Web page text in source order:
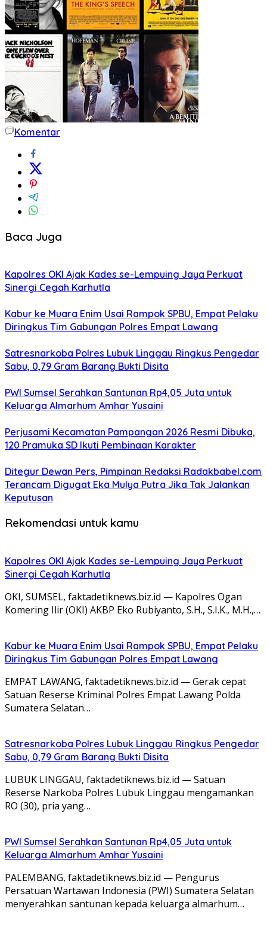
Komentar
Baca Juga
Kapolres OKI Ajak Kades se-Lempuing Jaya Perkuat
Sinergi Cegah Karhutla
Kabur ke Muara Enim Usai Rampok SPBU, Empat Pelaku
Diringkus Tim Gabungan Polres Empat Lawang
Satresnarkoba Polres Lubuk Linggau Ringkus Pengedar
Sabu, 0,79 Gram Barang Bukti Disita
PWI Sumsel Serahkan Santunan Rp4,05 Juta untuk
Keluarga Almarhum Amhar Yusaini
Perjusami Kecamatan Pampangan 2026 Resmi Dibuka,
120 Pramuka SD Ikuti Pembinaan Karakter
Ditegur Dewan Pers, Pimpinan Redaksi Radakbabel.com
Terancam Digugat Eka Mulya Putra Jika Tak Jalankan
Keputusan
Rekomendasi untuk kamu
Kapolres OKI Ajak Kades se-Lempuing Jaya Perkuat
Sinergi Cegah Karhutla
OKI, SUMSEL, faktadetiknews.biz.id — Kapolres Ogan
Komering Ilir (OKI) AKBP Eko Rubiyanto, S.H., S.I.K., M.H.,…
Kabur ke Muara Enim Usai Rampok SPBU, Empat Pelaku
Diringkus Tim Gabungan Polres Empat Lawang
EMPAT LAWANG, faktadetiknews.biz.id — Gerak cepat
Satuan Reserse Kriminal Polres Empat Lawang Polda
Sumatera Selatan…
Satresnarkoba Polres Lubuk Linggau Ringkus Pengedar
Sabu, 0,79 Gram Barang Bukti Disita
LUBUK LINGGAU, faktadetiknews.biz.id — Satuan
Reserse Narkoba Polres Lubuk Linggau mengamankan
RO (30), pria yang…
PWI Sumsel Serahkan Santunan Rp4,05 Juta untuk
Keluarga Almarhum Amhar Yusaini
PALEMBANG, faktadetiknews.biz.id — Pengurus
Persatuan Wartawan Indonesia (PWI) Sumatera Selatan
menyerahkan santunan kepada keluarga almarhum…